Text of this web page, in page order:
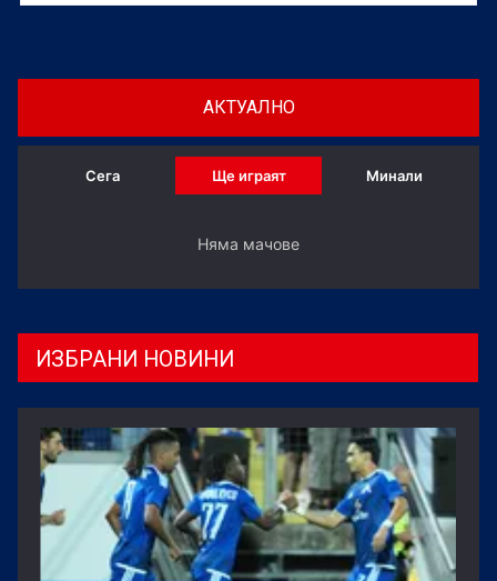
АКТУАЛНО
Сега Ще играят Минали
Няма мачове
ИЗБРАНИ НОВИНИ